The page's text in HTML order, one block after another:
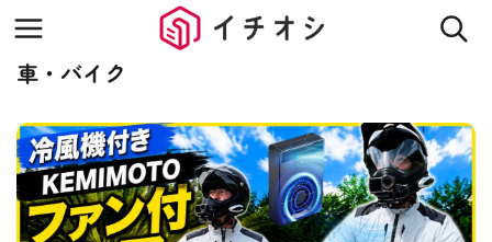
車・バイク